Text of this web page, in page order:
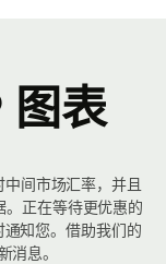
图表
间市场汇率，并且
正在等待更优惠的
知您。借助我们的
消息。